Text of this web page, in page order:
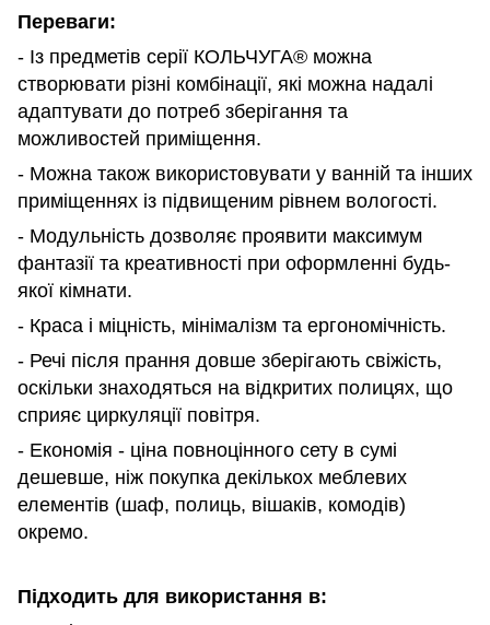
Переваги:
- Із предметів серії КОЛЬЧУГА® можна
створювати різні комбінації, які можна надалі
адаптувати до потреб зберігання та
можливостей приміщення.
- Можна також використовувати у ванній та інших
приміщеннях із підвищеним рівнем вологості.
- Модульність дозволяє проявити максимум
фантазії та креативності при оформленні будь-
якої кімнати.
- Краса і міцність, мінімалізм та ергономічність.
- Речі після прання довше зберігають свіжість,
оскільки знаходяться на відкритих полицях, що
сприяє циркуляції повітря.
- Економія - ціна повноцінного сету в сумі
дешевше, ніж покупка декількох меблевих
елементів (шаф, полиць, вішаків, комодів)
окремо.
Підходить для використання в: